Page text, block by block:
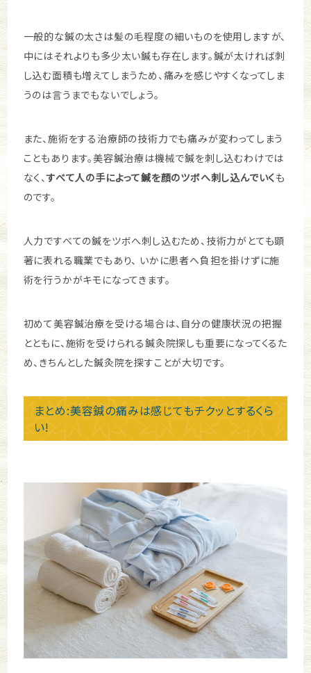
一般的な鍼の太さは髪の毛程度の細いものを使用しますが、
中にはそれよりも多少太い鍼も存在します。鍼が太ければ刺
し込む面積も増えてしまうため、痛みを感じやすくなってしま
うのは言うまでもないでしょう。
また、施術をする治療師の技術力でも痛みが変わってしまう
こともあります。美容鍼治療は機械で鍼を刺し込むわけでは
なく、すべて人の手によって鍼を顔のツボへ刺し込んでいくも
のです。
人力ですべての鍼をツボへ刺し込むため、技術力がとても顕
著に表れる職業でもあり、 いかに患者へ負担を掛けずに施
術を行うかがキモになってきます。
初めて美容鍼治療を受ける場合は、自分の健康状況の把握
とともに、施術を受けられる鍼灸院探しも重要になってくるた
め、きちんとした鍼灸院を探すことが大切です。
まとめ:美容鍼の痛みは感じてもチクッとするくら
い!